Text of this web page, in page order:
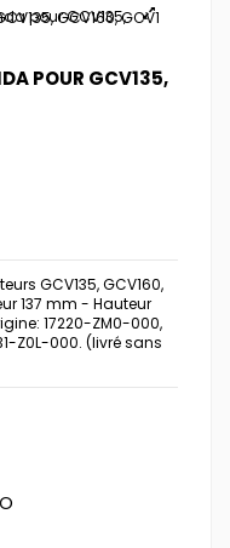
POUR GCV135,
GCV135, GCV160,
137 mm - Hauteur
17220-ZM0-000,
Z0L-000. (livré sans